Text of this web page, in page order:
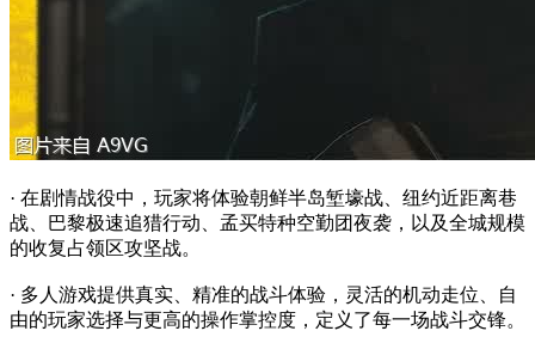
· 在剧情战役中，玩家将体验朝鲜半岛堑壕战、纽约近距离巷
战、巴黎极速追猎行动、孟买特种空勤团夜袭，以及全城规模
的收复占领区攻坚战。
· 多人游戏提供真实、精准的战斗体验，灵活的机动走位、自
由的玩家选择与更高的操作掌控度，定义了每一场战斗交锋。